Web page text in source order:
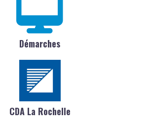
Démarches
CDA La Rochelle